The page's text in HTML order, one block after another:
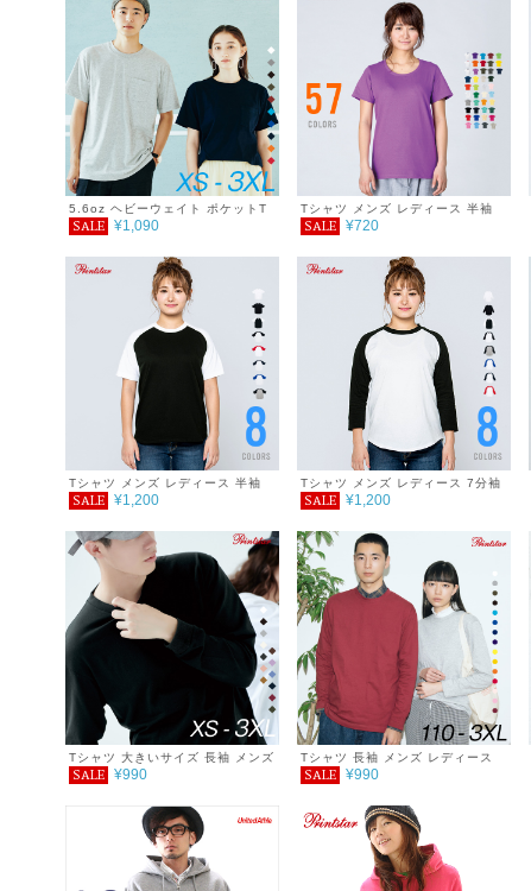
5.6oz ヘビーウェイト ポケットT
シャツ
SALE ¥1,090
Tシャツ メンズ レディース 半袖
5.6oz ヘビーウェイトTシャツ
SALE ¥720
Tシャツ メンズ レディース 半袖
5.6oz ヘビーウェイトラグランTシ
SALE ¥1,200
Tシャツ メンズ レディース 7分袖
5.6oz ヘビーウェイトベースボー
SALE ¥1,200
Tシャツ 大きいサイズ 長袖 メンズ
レディース 秋ファッション 無地
ロンＴ 重ね着 インナー アンダー
ウエア レイヤード ホワイト ブラ
ック グレー ネイビー おしゃれ 春
秋 冬 アウトドア 厚手 ジェンダー
SALE セール ％OFF
SALE ¥990
Tシャツ 長袖 メンズ レディース
無地 シンプル カジュアル プチプ
イト 長袖Tシャツ 服 5.6オンス
SALE ¥990